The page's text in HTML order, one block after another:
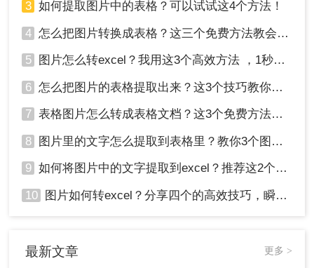
3 如何提取图片中的表格？可以试试这4个方法！
4 怎么把图片转换成表格？这三个免费方法教会你！
5 图片怎么转excel？我用这3个高效方法 ，1秒提取图片表格！
6 怎么把图片的表格提取出来？这3个技巧教你轻松完成提取~！
7 表格图片怎么转成表格文档？这3个免费方法赶紧收藏！
8 图片里的文字怎么提取到表格里？教你3个图片转excel方法
9 如何将图片中的文字提取到excel？推荐这2个方法，一学就会！
10 图片如何转excel？分享四个的高效技巧，瞬间提高办公效！
最新文章 更多 >